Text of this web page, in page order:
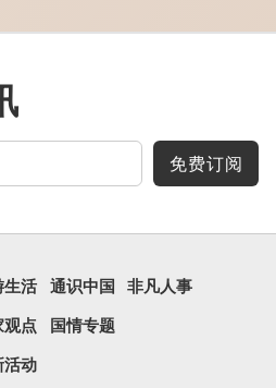
免费订阅
生活 通识中国 非凡人事
观点 国情专题
活动